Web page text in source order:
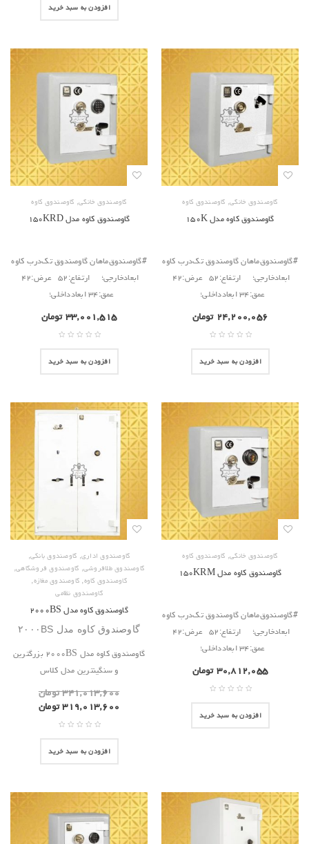
افزودن به سبد خرید
گاوصندوق خانگی, گاوصندوق کاوه
گاوصندوق کاوه مدل ۱۵۰K
#گاوصندوق‌ماهان گاوصندوق تک‌درب کاوه
عمق:۳۴ ابعادداخلی؛
۲۴,۲۰۰,۰۵۶ تومان
افزودن به سبد خرید
گاوصندوق خانگی, گاوصندوق کاوه
گاوصندوق کاوه مدل ۱۵۰KRD
#گاوصندوق‌ماهان گاوصندوق تک‌درب کاوه
عمق:۳۴ ابعادداخلی؛
۳۳,۰۰۱,۵۱۵تومان
افزودن به سبد خرید
گاوصندوق خانگی, گاوصندوق کاوه
گاوصندوق کاوه مدل ۱۵۰KRM
#گاوصندوق‌ماهان گاوصندوق تک‌درب کاوه
عمق:۳۴ ابعادداخلی؛
۳۰,۸۱۲,۰۵۵تومان
افزودن به سبد خرید
گاوصندوق اداری, گاوصندوق بانکی,
گاوصندوق طلافروشی, گاوصندوق فروشگاهی,
گاوصندوق کاوه, گاوصندوق مغازه,
گاوصندوق نظامی
گاوصندوق کاوه مدل ۲۰۰۰BS
گاوصندوق کاوه مدل ۲۰۰۰BS
گاوصندوق کاوه مدل ۲۰۰۰BS بزرگترین
و سنگینترین مدل کلاس
۳۴۱,۰۱۳,۶۰۰تومان
۳۱۹,۰۱۳,۶۰۰تومان
افزودن به سبد خرید